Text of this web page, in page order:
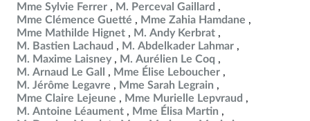
Mme Sylvie Ferrer
M. Perceval Gaillard
Mme Clémence Guetté
Mme Zahia Hamdane
Mme Mathilde Hignet
M. Andy Kerbrat
M. Bastien Lachaud
M. Abdelkader Lahmar
M. Maxime Laisney
M. Aurélien Le Coq
M. Arnaud Le Gall
Mme Élise Leboucher
M. Jérôme Legavre
Mme Sarah Legrain
Mme Claire Lejeune
Mme Murielle Lepvraud
M. Antoine Léaument
Mme Élisa Martin